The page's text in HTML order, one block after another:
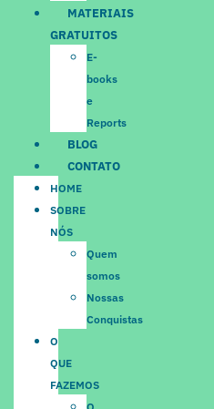
MATERIAIS
GRATUITOS
E-
books
e
Reports
BLOG
CONTATO
HOME
SOBRE
NÓS
Quem
somos
Nossas
Conquistas
O
QUE
FAZEMOS